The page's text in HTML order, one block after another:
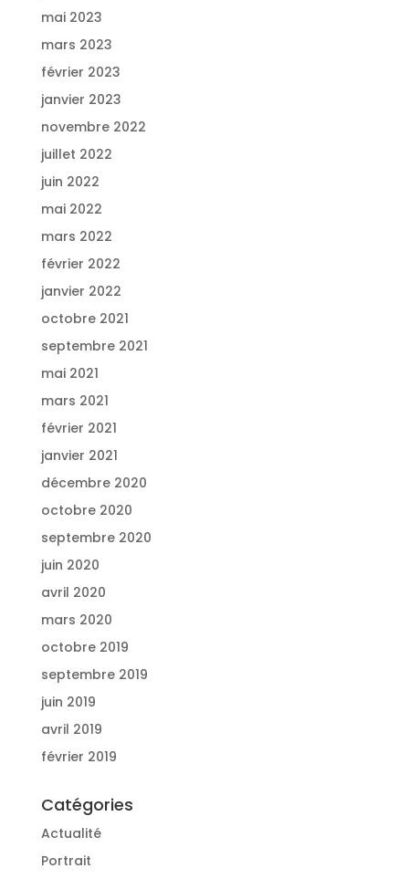
mai 2023
mars 2023
février 2023
janvier 2023
novembre 2022
juillet 2022
juin 2022
mai 2022
mars 2022
février 2022
janvier 2022
octobre 2021
septembre 2021
mai 2021
mars 2021
février 2021
janvier 2021
décembre 2020
octobre 2020
septembre 2020
juin 2020
avril 2020
mars 2020
octobre 2019
septembre 2019
juin 2019
avril 2019
février 2019
Catégories
Actualité
Portrait